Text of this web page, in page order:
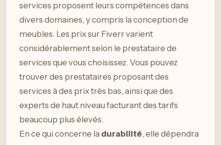
services proposent leurs compétences dans
divers domaines, y compris la conception de
meubles. Les prix sur Fiverr varient
considérablement selon le prestataire de
services que vous choisissez. Vous pouvez
trouver des prestataires proposant des
services à des prix très bas, ainsi que des
experts de haut niveau facturant des tarifs
beaucoup plus élevés.
En ce qui concerne la durabilité, elle dépendra